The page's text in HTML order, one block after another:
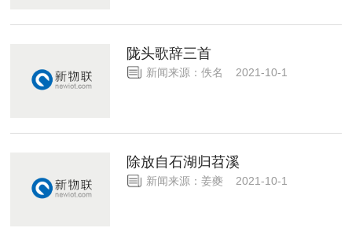
陇头歌辞三首
新闻来源：佚名 2021-10-1
除放自石湖归苕溪
新闻来源：姜夔 2021-10-1